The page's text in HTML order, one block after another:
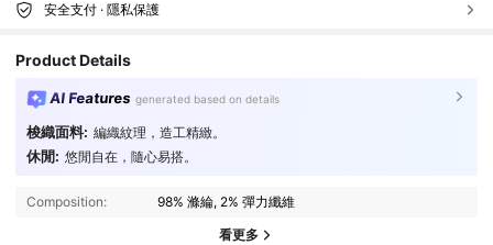
安全支付 · 隱私保護
Product Details
AI Features generated based on details
梭織面料: 編織紋理，造工精緻。
休閒: 悠閒自在，隨心易搭。
Composition: 98% 滌綸, 2% 彈力纖維
看更多
4.86 1.8M 追蹤者
1.8M 追蹤者